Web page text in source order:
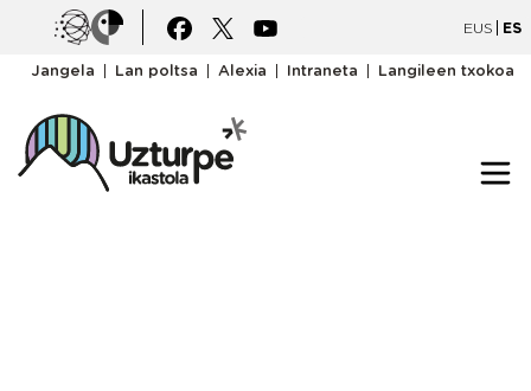
Pasar al contenido principal
IrudiaIrudia EUS ES
goiburukomenua
Jangela Lan poltsa Alexia Intraneta Langileen txokoa